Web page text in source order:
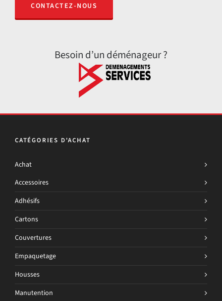
CONTACTEZ-NOUS
Besoin d’un déménageur ?
CATÉGORIES D'ACHAT
Achat
Accessoires
Adhésifs
Cartons
Couvertures
Empaquetage
Housses
Manutention